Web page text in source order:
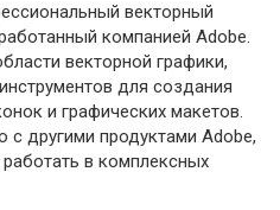
векторный
компанией Adobe.
векторной графики,
для создания
и графических макетов.
с другими продуктами Adobe,
в комплексных